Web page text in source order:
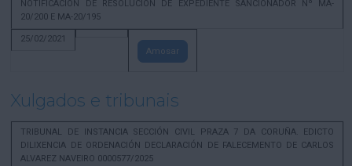
NOTIFICACION DE RESOLUCION DE EXPEDIENTE SANCIONADOR Nº MA-
20/200 E MA-20/195
25/02/2021
Amosar
Xulgados e tribunais
TRIBUNAL DE INSTANCIA SECCIÓN CIVIL PRAZA 7 DA CORUÑA. EDICTO
DILIXENCIA DE ORDENACIÓN DECLARACIÓN DE FALECEMENTO DE CARLOS
ALVAREZ NAVEIRO 0000577/2025